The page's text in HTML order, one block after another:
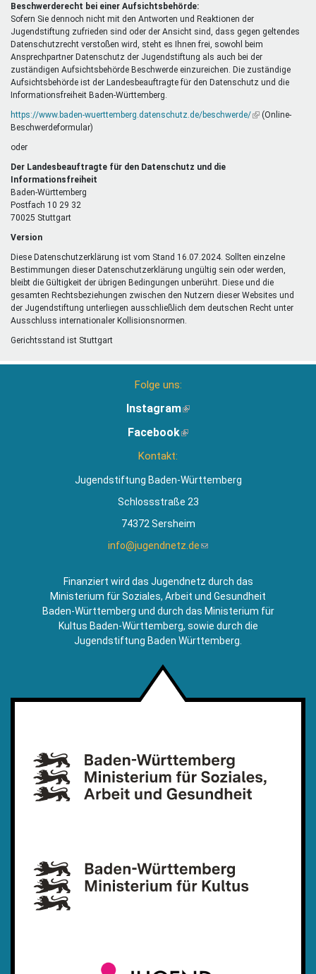
Beschwerderecht bei einer Aufsichtsbehörde:
Sofern Sie dennoch nicht mit den Antworten und Reaktionen der
Jugendstiftung zufrieden sind oder der Ansicht sind, dass gegen geltendes
Datenschutzrecht verstoßen wird, steht es Ihnen frei, sowohl beim
Ansprechpartner Datenschutz der Jugendstiftung als auch bei der
zuständigen Aufsichtsbehörde Beschwerde einzureichen. Die zuständige
Aufsichtsbehörde ist der Landesbeauftragte für den Datenschutz und die
Informationsfreiheit Baden-Württemberg.
https://www.baden-wuerttemberg.datenschutz.de/beschwerde/(Link(Online-
Beschwerdeformular)
oder
Der Landesbeauftragte für den Datenschutz und die
Informationsfreiheit
Baden-Württemberg
Postfach 10 29 32
70025 Stuttgart
Version
Diese Datenschutzerklärung ist vom Stand 16.07.2024. Sollten einzelne
Bestimmungen dieser Datenschutzerklärung ungültig sein oder werden,
bleibt die Gültigkeit der übrigen Bedingungen unberührt. Diese und die
gesamten Rechtsbeziehungen zwischen den Nutzern dieser Websites und
der Jugendstiftung unterliegen ausschließlich dem deutschen Recht unter
Ausschluss internationaler Kollisionsnormen.
Gerichtsstand ist Stuttgart
Folge uns:
Instagram(Link
extern)
Facebook(Link
Kontakt:
Jugendstiftung Baden-Württemberg
Schlossstraße 23
74372 Sersheim
info@jugendnetz.de(Link
Mail)
Finanziert wird das Jugendnetz durch das
Ministerium für Soziales, Arbeit und Gesundheit
Baden-Württemberg und durch das Ministerium für
Kultus Baden-Württemberg, sowie durch die
Jugendstiftung Baden Württemberg.